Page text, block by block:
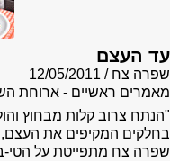
עד העצם
שפרה צח
12/05/2011
מאמרים ראשיים - ארוחת
"הנתח צרוב קלות מבחוץ
בחלקים המקיפים את העצם,
שפרה צח מתפייטת על